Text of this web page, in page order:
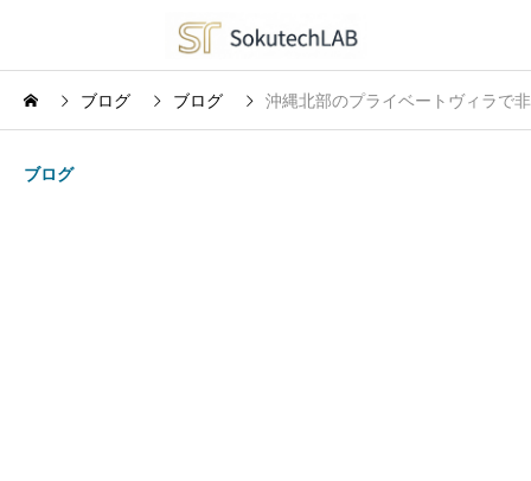
ブログ ブログ 沖縄北部のプライベートヴィラで
ブログ